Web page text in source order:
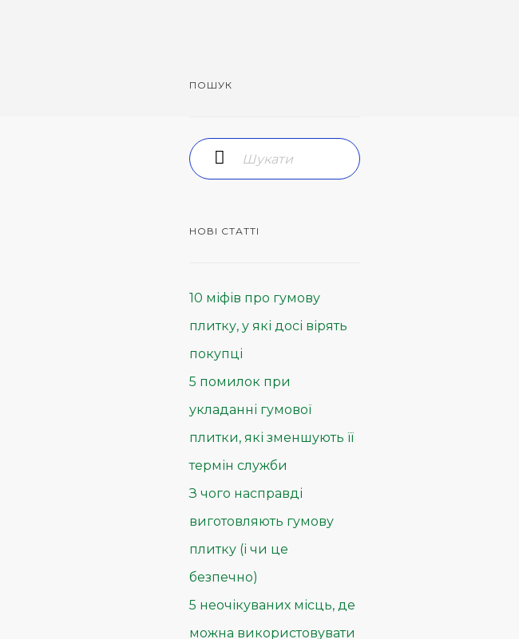
ПОШУК
НОВІ СТАТТІ
10 міфів про гумову
плитку, у які досі вірять
покупці
5 помилок при
укладанні гумової
плитки, які зменшують її
термін служби
З чого насправді
виготовляють гумову
плитку (і чи це
безпечно)
5 неочікуваних місць, де
можна використовувати